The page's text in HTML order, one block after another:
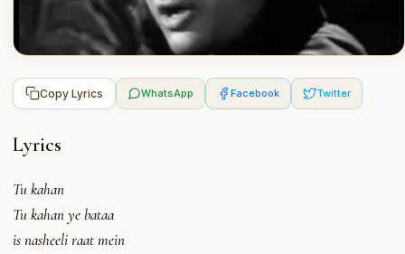
Copy Lyrics WhatsApp Facebook Twitter
Lyrics
Tu kahan
Tu kahan ye bataa
is nasheeli raat mein